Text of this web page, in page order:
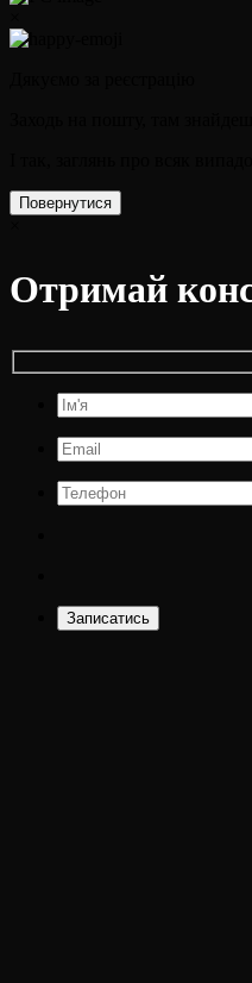
Повернутися
Отримай